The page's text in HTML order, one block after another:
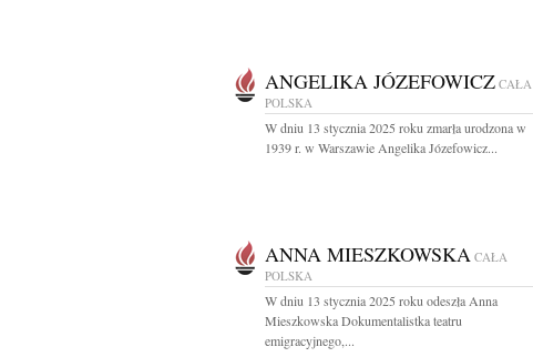
ANGELIKA JÓZEFOWICZ CAŁA
POLSKA
W dniu 13 stycznia 2025 roku zmarła urodzona w
1939 r. w Warszawie Angelika Józefowicz...
ANNA MIESZKOWSKA CAŁA
POLSKA
W dniu 13 stycznia 2025 roku odeszła Anna
Mieszkowska Dokumentalistka teatru
emigracyjnego,...